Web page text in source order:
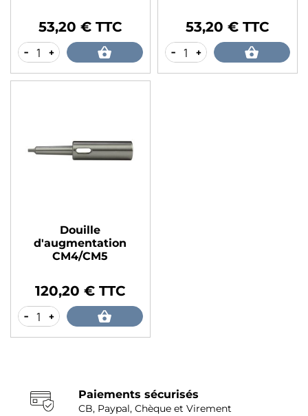
Prix53,20 € TTC
- +
Prix53,20 € TTC
- +
Douille
d'augmentation
CM4/CM5
120,20 € TTC
- +
Paiements sécurisés
CB, Paypal, Chèque et Virement